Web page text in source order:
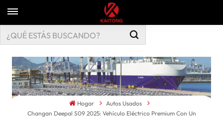
Hogar
Autos Usados
Changan Deepal S09 2025: Vehículo Eléctrico Premium Con Un